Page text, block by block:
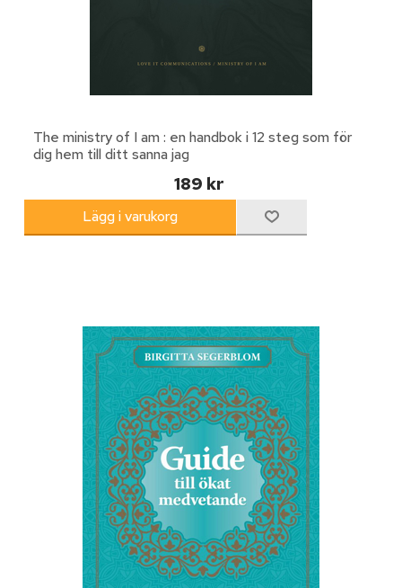
The ministry of I am : en handbok i 12 steg som för
dig hem till ditt sanna jag
189 kr